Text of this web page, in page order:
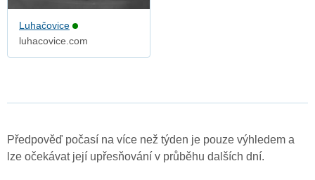
Luhačovice
luhacovice.com
Předpověď počasí na více než týden je pouze výhledem a
lze očekávat její upřesňování v průběhu dalších dní.